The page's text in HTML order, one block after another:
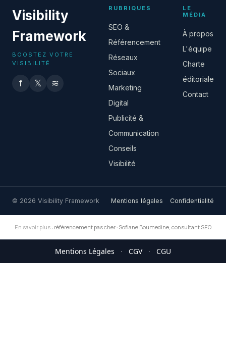
Visibility
Framework
BOOSTEZ VOTRE
VISIBILITÉ
f 𝕏 ≋
RUBRIQUES
SEO &
Référencement
Réseaux
Sociaux
Marketing
Digital
Publicité &
Communication
Conseils
Visibilité
LE
MÉDIA
À propos
L'équipe
Charte
éditoriale
Contact
© 2026 Visibility Framework Mentions légales Confidentialité
En savoir plus : référencement pas cher · Sofiane Boumedine, consultant SEO
Mentions Légales · CGV · CGU